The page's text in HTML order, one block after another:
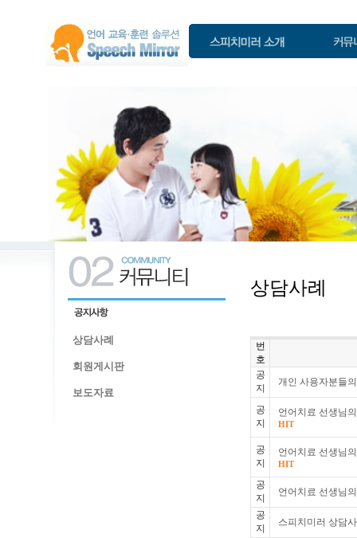
상담사례
회원게시판
보도자료
상담사례
번
호
공
지
개인 사용자분들
공
지
언어치료 선생님
HIT
공
지
언어치료 선생님
HIT
공
지
언어치료 선생님
공
지
스피치미러 상담